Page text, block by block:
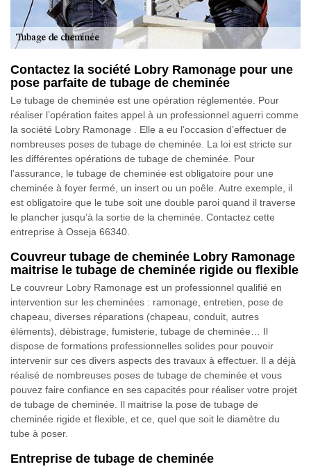
Contactez la société Lobry Ramonage pour une
pose parfaite de tubage de cheminée
Le tubage de cheminée est une opération réglementée. Pour
réaliser l’opération faites appel à un professionnel aguerri comme
la société Lobry Ramonage . Elle a eu l’occasion d’effectuer de
nombreuses poses de tubage de cheminée. La loi est stricte sur
les différentes opérations de tubage de cheminée. Pour
l’assurance, le tubage de cheminée est obligatoire pour une
cheminée à foyer fermé, un insert ou un poêle. Autre exemple, il
est obligatoire que le tube soit une double paroi quand il traverse
le plancher jusqu’à la sortie de la cheminée. Contactez cette
entreprise à Osseja 66340.
Couvreur tubage de cheminée Lobry Ramonage
maitrise le tubage de cheminée rigide ou flexible
Le couvreur Lobry Ramonage est un professionnel qualifié en
intervention sur les cheminées : ramonage, entretien, pose de
chapeau, diverses réparations (chapeau, conduit, autres
éléments), débistrage, fumisterie, tubage de cheminée… Il
dispose de formations professionnelles solides pour pouvoir
intervenir sur ces divers aspects des travaux à effectuer. Il a déjà
réalisé de nombreuses poses de tubage de cheminée et vous
pouvez faire confiance en ses capacités pour réaliser votre projet
de tubage de cheminée. Il maitrise la pose de tubage de
cheminée rigide et flexible, et ce, quel que soit le diamètre du
tube à poser.
Entreprise de tubage de cheminée